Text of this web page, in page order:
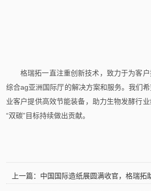
格瑞拓一直注重创新技术，致力于为客
综合ag亚洲国际厅的解决方案和服务。我们
业客户提供高效节能装备，助力生物发酵行
“双碳”目标持续做出贡献。